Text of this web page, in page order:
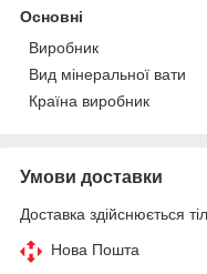
Основні
Виробник
Вид мінеральної вати
Країна виробник
Умови доставки
Доставка здійснюється
Нова Пошта